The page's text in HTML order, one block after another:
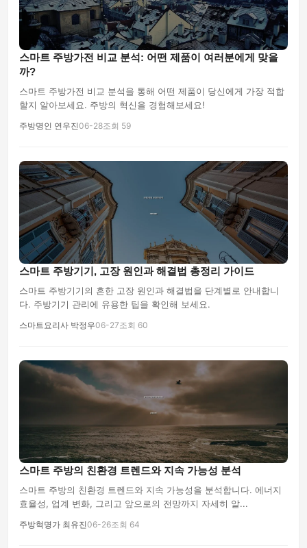
스마트 주방가전 비교 분석: 어떤 제품이 여러분에게 맞을
까?
스마트 주방가전 비교 분석을 통해 어떤 제품이 당신에게 가장 적합
할지 알아보세요. 주방의 혁신을 경험해보세요!
주방명인 연우진06-28조회 59
스마트 주방기기, 고장 원인과 해결법 총정리 가이드
스마트 주방기기의 흔한 고장 원인과 해결법을 단계별로 안내합니
다. 주방기기 관리에 유용한 팁을 확인해 보세요.
스마트요리사 박정우06-27조회 60
스마트 주방의 친환경 트렌드와 지속 가능성 분석
스마트 주방의 친환경 트렌드와 지속 가능성을 분석합니다. 에너지
효율성, 업계 변화, 그리고 앞으로의 전망까지 자세히 알...
주방혁명가 최유진06-26조회 64